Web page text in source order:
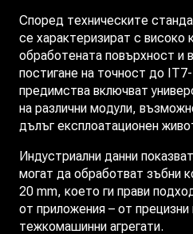
Според техническите
се характеризират с високо
обработената повърхност и
постигане на точност до
предимства включват
на различни модули,
дълъг експлоатационен
Индустриални данни
могат да обработват зъбни
20 mm, което ги прави
от приложения – от
тежкомашинни агрегати.